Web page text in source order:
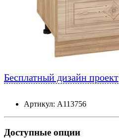
Бесплатный дизайн проект
Артикул: А113756
Доступные опции